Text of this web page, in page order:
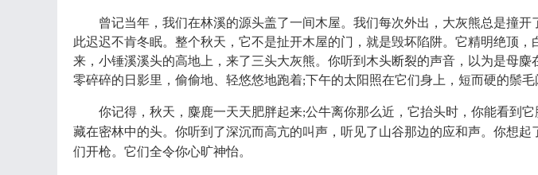
曾记当年，我们在林溪的源头盖了一间木屋。我们每次外出，大灰熊总是撞开
此迟迟不肯冬眠。整个秋天，它不是扯开木屋的门，就是毁坏陷阱。它精明绝顶
来，小锤溪溪头的高地上，来了三头大灰熊。你听到木头断裂的声音，以为是母
零碎碎的日影里，偷偷地、轻悠悠地跑着;下午的太阳照在它们身上，短而硬的鬃毛
你记得，秋天，麋鹿一天天肥胖起来;公牛离你那么近，它抬头时，你能看到
藏在密林中的头。你听到了深沉而高亢的叫声，听见了山谷那边的应和声。你想起
们开枪。它们全令你心旷神怡。